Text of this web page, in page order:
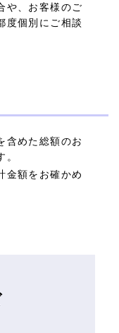
や、お客様のご
度個別にご相談
含めた総額のお
金額をお確かめ